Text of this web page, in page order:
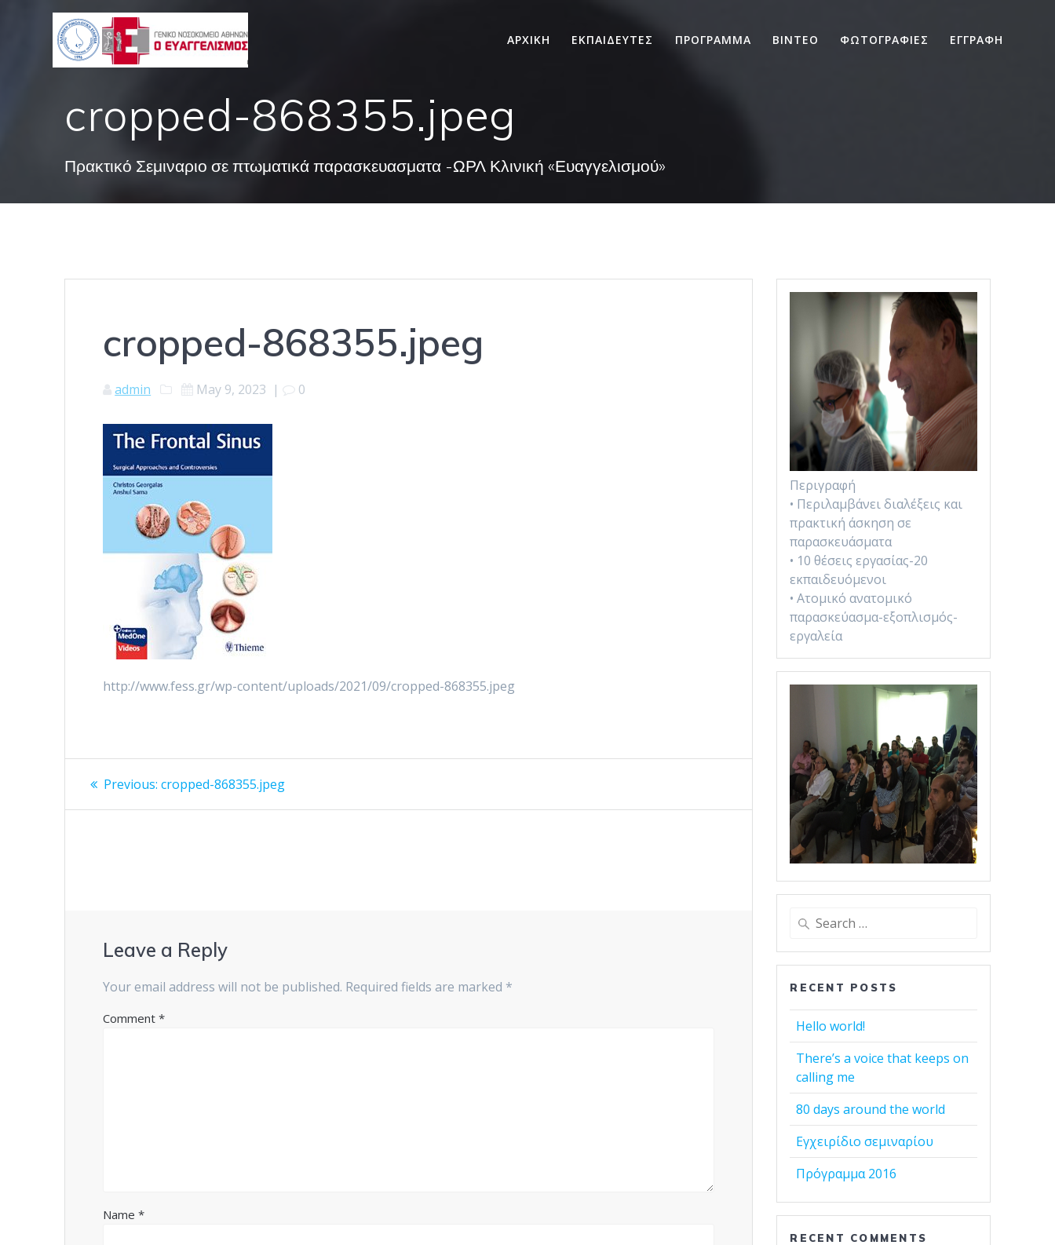
ΑΡΧΙΚΗ ΕΚΠΑΙΔΕΥΤΕΣ ΠΡΟΓΡΑΜΜΑ ΒΙΝΤΕΟ ΦΩΤΟΓΡΑΦΙΕΣ ΕΓΓΡΑΦΗ
cropped-868355.jpeg
Πρακτικό Σεμιναριο σε πτωματικά παρασκευασματα -ΩΡΛ Κλινική «Ευαγγελισμού»
cropped-868355.jpeg
admin May 9, 2023 | 0
http://www.fess.gr/wp-content/uploads/2021/09/cropped-868355.jpeg
Post
navigation
Previous: Previous
cropped-868355.jpeg
Leave a Reply
Your email address will not be published. Required fields are marked *
Comment*
Name*
Περιγραφή
• Περιλαμβάνει διαλέξεις και
πρακτική άσκηση σε
παρασκευάσματα
• 10 θέσεις εργασίας-20
εκπαιδευόμενοι
• Ατομικό ανατομικό
παρασκεύασμα-εξοπλισμός-
εργαλεία
Search
RECENT POSTS
Hello world!
There’s a voice that keeps on
calling me
80 days around the world
Εγχειρίδιο σεμιναρίου
Πρόγραμμα 2016
RECENT COMMENTS